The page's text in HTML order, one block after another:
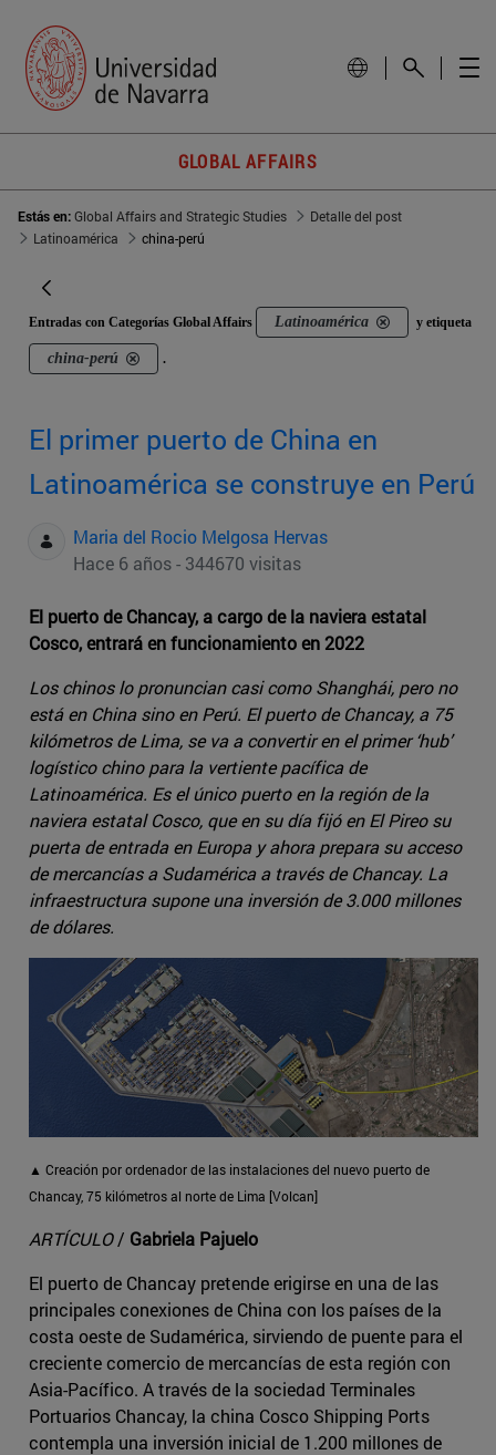
GLOBAL AFFAIRS
Estás en:Global Affairs and Strategic Studies
Detalle del post
Latinoamérica
china-perú
Entradas con Categorías Global Affairs Latinoamérica y etiqueta
china-perú .
El primer puerto de China en
Latinoamérica se construye en Perú
Maria del Rocio Melgosa Hervas
Hace 6 años - 344670 visitas
El puerto de Chancay, a cargo de la naviera estatal
Cosco, entrará en funcionamiento en 2022
Los chinos lo pronuncian casi como Shanghái, pero no
está en China sino en Perú. El puerto de Chancay, a 75
kilómetros de Lima, se va a convertir en el primer ‘hub’
logístico chino para la vertiente pacífica de
Latinoamérica. Es el único puerto en la región de la
naviera estatal Cosco, que en su día fijó en El Pireo su
puerta de entrada en Europa y ahora prepara su acceso
de mercancías a Sudamérica a través de Chancay. La
infraestructura supone una inversión de 3.000 millones
de dólares.
▲ Creación por ordenador de las instalaciones del nuevo puerto de
Chancay, 75 kilómetros al norte de Lima [Volcan]
ARTÍCULO/ Gabriela Pajuelo
El puerto de Chancay pretende erigirse en una de las
principales conexiones de China con los países de la
costa oeste de Sudamérica, sirviendo de puente para el
creciente comercio de mercancías de esta región con
Asia-Pacífico. A través de la sociedad Terminales
Portuarios Chancay, la china Cosco Shipping Ports
contempla una inversión inicial de 1.200 millones de